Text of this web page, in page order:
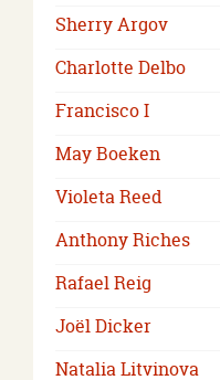
Sherry Argov
Charlotte Delbo
Francisco I
May Boeken
Violeta Reed
Anthony Riches
Rafael Reig
Joël Dicker
Natalia Litvinova